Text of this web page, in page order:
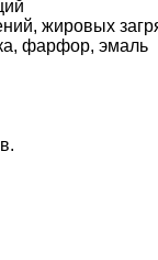
жировых
фарфор, эмаль